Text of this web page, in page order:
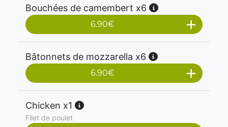
Bouchées de camembert x6
6.90€
Bâtonnets de mozzarella x6
6.90€
Chicken x1
Filet de poulet